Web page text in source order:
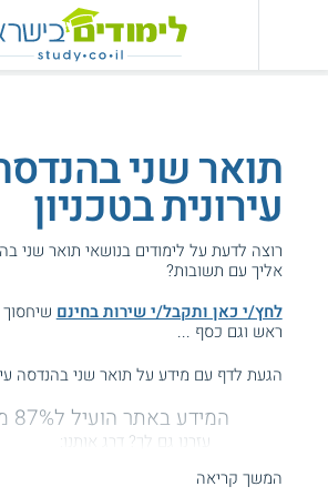
תואר שני
עירונית בטכניון
רוצה לדעת על לימודים בנושאי תואר שני
אליך עם תשובות?
לחץ/י כאן ותקבל/י שירות בחינם
ראש וגם כסף ...
הגעת לדף עם מידע על תואר שני בהנדסה
המידע באתר הועיל ל87% מהגולשים.
עזרנו גם לך? דרג אותנו:
המשך קריאה